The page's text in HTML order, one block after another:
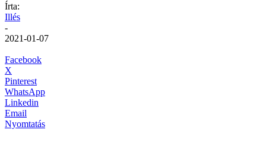
Írta:
Illés
-
2021-01-07
Facebook
X
Pinterest
WhatsApp
Linkedin
Email
Nyomtatás